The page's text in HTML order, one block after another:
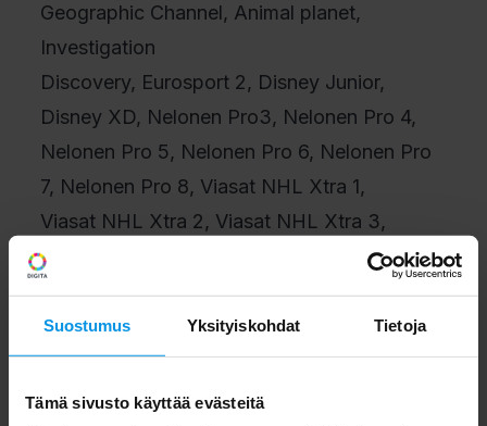
Suostumus Yksityiskohdat Tietoja
Tämä sivusto käyttää evästeitä
Geographic Channel, Animal planet,
Investigation
Discovery, Eurosport 2, Disney Junior,
Disney XD, Nelonen Pro3, Nelonen Pro 4,
Nelonen Pro 5, Nelonen Pro 6, Nelonen Pro
7, Nelonen Pro 8, Viasat NHL Xtra 1,
Viasat NHL Xtra 2, Viasat NHL Xtra 3,
Viasat NHL Xtra 4, Viasat NHL Xtra 5,
Viasat NHL Xtra 6, Viasat NHL Xtra 7.
Digitan kuluttajapalvelun Digita